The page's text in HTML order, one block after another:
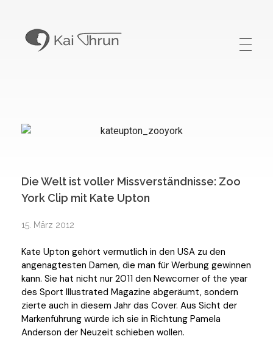
Die Welt ist voller Missverständnisse: Zoo
York Clip mit Kate Upton
15. März 2012
Kate Upton gehört vermutlich in den USA zu den
angenagtesten Damen, die man für Werbung gewinnen
kann. Sie hat nicht nur 2011 den Newcomer of the year
des Sport Illustrated Magazine abgeräumt, sondern
zierte auch in diesem Jahr das Cover. Aus Sicht der
Markenführung würde ich sie in Richtung Pamela
Anderson der Neuzeit schieben wollen.